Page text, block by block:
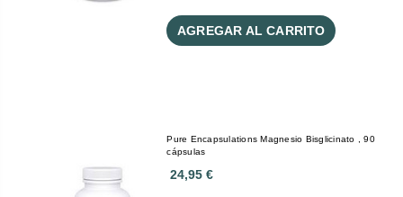
AGREGAR AL CARRITO
Pure Encapsulations Magnesio Bisglicinato , 90
cápsulas
24,95 €